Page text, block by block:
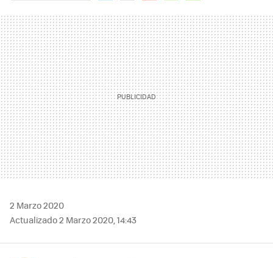
MAIL
2 Marzo 2020
Actualizado 2 Marzo 2020, 14:43